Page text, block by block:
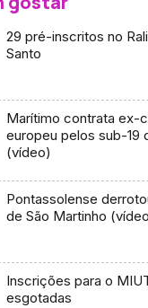
29 pré-inscritos no
Santo
Marítimo contrata ex-
europeu pelos sub-19
(vídeo)
Pontassolense
de São Martinho
Inscrições para o
esgotadas